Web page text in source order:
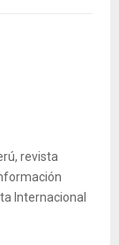
revista
Internacional